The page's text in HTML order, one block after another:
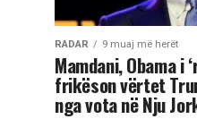
RADAR 9 muaj më herët
Mamdani, Obama i
frikëson vërtet
nga vota në Nju